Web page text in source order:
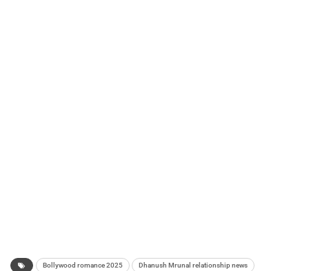
Bollywood romance 2025 Dhanush Mrunal relationship news